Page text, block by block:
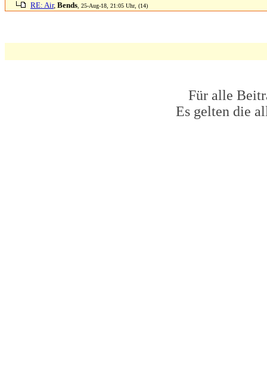
RE: Air, Bends , 25-Aug-18, 21:05 Uhr, (14)
Für alle
Es gelten die